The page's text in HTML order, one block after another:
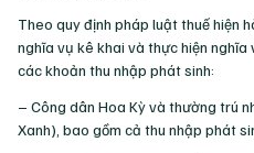
Theo quy định pháp luật thuế hiện
nghĩa vụ kê khai và thực hiện nghĩa
các khoản thu nhập phát sinh:
– Công dân Hoa Kỳ và thường trú
Xanh), bao gồm cả thu nhập phát